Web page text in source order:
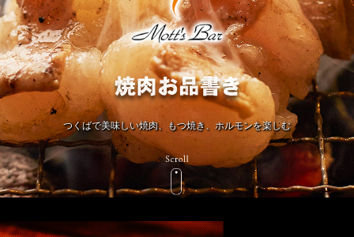
つくばで美味しい焼肉、もつ焼き、ホルモンを楽しむ